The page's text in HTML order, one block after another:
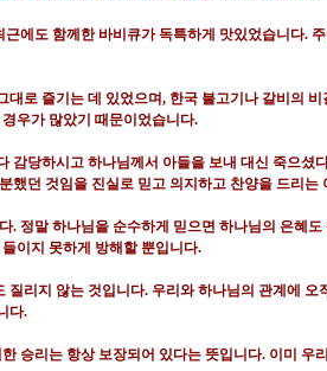
근에도 함께한 바비큐가 독특하게 맛있었습니다.
대로 즐기는 데 있었으며, 한국 불고기나 갈비의
우가 많았기 때문이었습니다.
감당하시고 하나님께서 아들을 보내 대신 죽으
했던 것임을 진실로 믿고 의지하고 찬양을 드리는
. 정말 하나님을 순수하게 믿으면 하나님의 은혜
이지 못하게 방해할 뿐입니다.
질리지 않는 것입니다. 우리와 하나님의 관계에 오
다.
한 승리는 항상 보장되어 있다는 뜻입니다. 이미 우